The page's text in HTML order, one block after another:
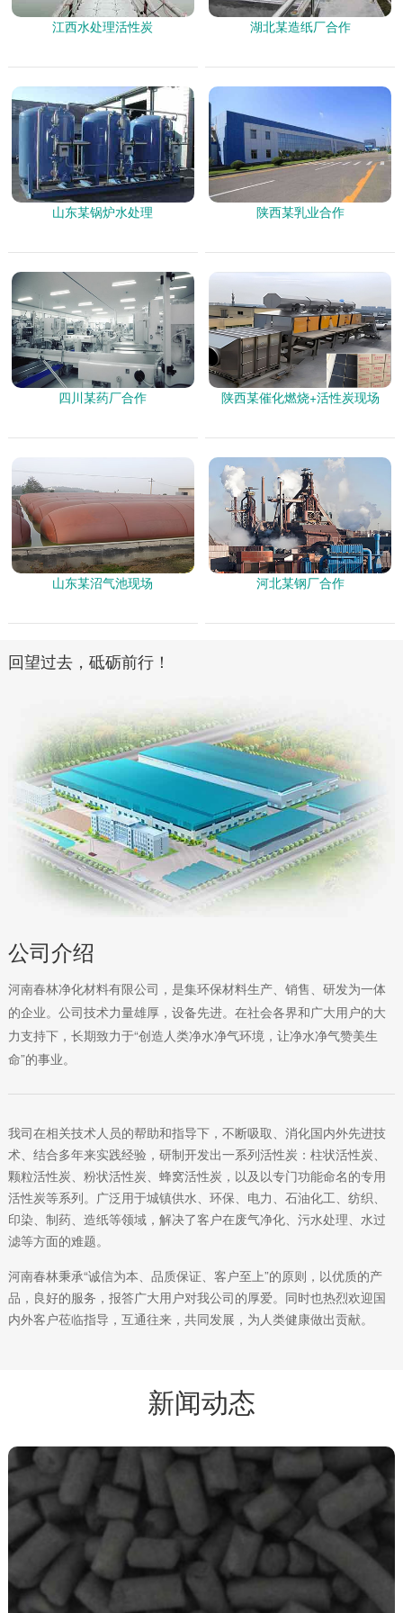
江西水处理活性炭 湖北某造纸厂合作
山东某锅炉水处理 陕西某乳业合作
四川某药厂合作 陕西某催化燃烧+活性炭现场
山东某沼气池现场 河北某钢厂合作
回望过去，砥砺前行！
公司介绍
河南春林净化材料有限公司，是集环保材料生产、销售、研发为一体
的企业。公司技术力量雄厚，设备先进。在社会各界和广大用户的大
力支持下，长期致力于“创造人类净水净气环境，让净水净气赞美生
命”的事业。
我司在相关技术人员的帮助和指导下，不断吸取、消化国内外先进技
术、结合多年来实践经验，研制开发出一系列活性炭：柱状活性炭、
颗粒活性炭、粉状活性炭、蜂窝活性炭，以及以专门功能命名的专用
活性炭等系列。广泛用于城镇供水、环保、电力、石油化工、纺织、
印染、制药、造纸等领域，解决了客户在废气净化、污水处理、水过
滤等方面的难题。
河南春林秉承“诚信为本、品质保证、客户至上”的原则，以优质的产
品，良好的服务，报答广大用户对我公司的厚爱。同时也热烈欢迎国
内外客户莅临指导，互通往来，共同发展，为人类健康做出贡献。
新闻动态